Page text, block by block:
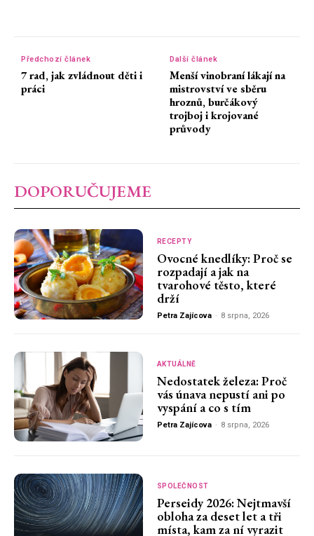
Předchozí článek
7 rad, jak zvládnout děti i
práci
Další článek
Menší vinobraní lákají na
mistrovství ve sběru
hroznů, burčákový
trojboj i krojované
průvody
DOPORUČUJEME
RECEPTY
Ovocné knedlíky: Proč se
rozpadají a jak na
tvarohové těsto, které
drží
Petra Zajícova - 8 srpna, 2026
AKTUÁLNĚ
Nedostatek železa: Proč
vás únava nepustí ani po
vyspání a co s tím
Petra Zajícova - 8 srpna, 2026
SPOLEČNOST
Perseidy 2026: Nejtmavší
obloha za deset let a tři
místa, kam za ní vyrazit